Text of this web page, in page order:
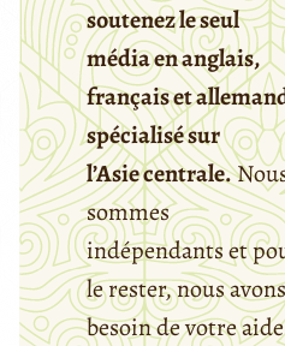
soutenez le seul
média en anglais,
français et
spécialisé sur
l’Asie centrale.
sommes
indépendants et
le rester, nous avons
besoin de votre